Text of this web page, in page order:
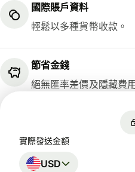
國際賬戶資料
輕鬆以多種貨幣收款。
節省金錢
絕無匯率差價及隱藏費
實際發送金額
USD